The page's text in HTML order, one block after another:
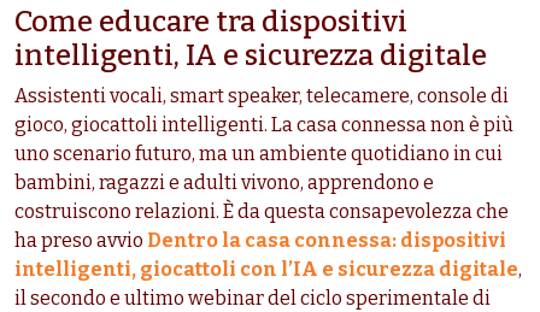
Come educare tra dispositivi
intelligenti, IA e sicurezza digitale
Assistenti vocali, smart speaker, telecamere, console di
gioco, giocattoli intelligenti. La casa connessa non è più
uno scenario futuro, ma un ambiente quotidiano in cui
bambini, ragazzi e adulti vivono, apprendono e
costruiscono relazioni. È da questa consapevolezza che
ha preso avvio Dentro la casa connessa: dispositivi
intelligenti, giocattoli con l’IA e sicurezza digitale,
il secondo e ultimo webinar del ciclo sperimentale di